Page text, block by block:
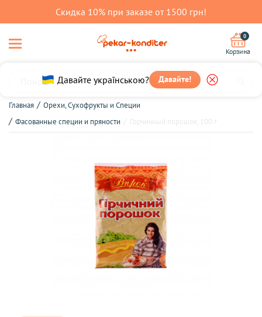
Скидка 10% при заказе от 1500 грн!
Давайте українською? Давайте!
0
Корзина
Главная
Орехи, Сухофрукты и Специи
Фасованные специи и пряности